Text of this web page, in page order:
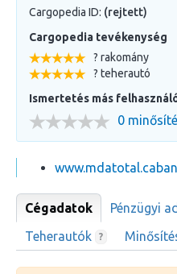
Cargopedia ID: (rejtett)
Cargopedia tevékenység
? rakomány
? teherautó
Ismertetés más
0
Cégadatok Pénzügyi
Teherautók ?